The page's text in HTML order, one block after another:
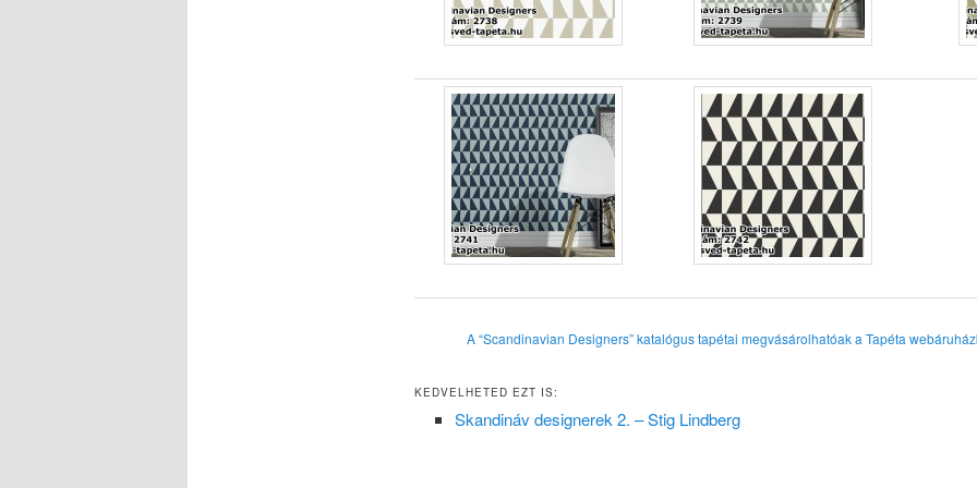
A “Scandinavian Designers” katalógus tapétai megvásárolhatóak a Tapéta
KEDVELHETED EZT IS:
Skandináv designerek 2. – Stig Lindberg